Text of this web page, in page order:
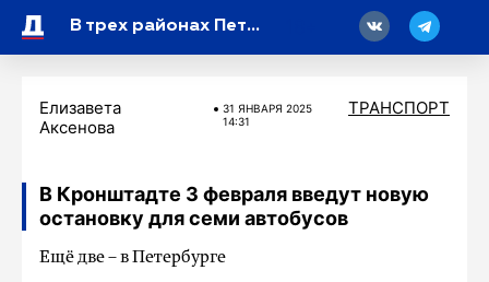
В трех районах Петербурга ограничат движение транспорта
Елизавета
Аксенова
31 ЯНВАРЯ 2025
14:31
ТРАНСПОРТ
В Кронштадте 3 февраля введут новую
остановку для семи автобусов
Ещё две – в Петербурге